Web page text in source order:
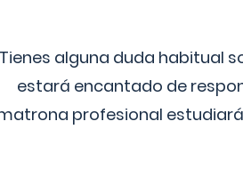
alguna duda habitual
estará encantado de
profesional